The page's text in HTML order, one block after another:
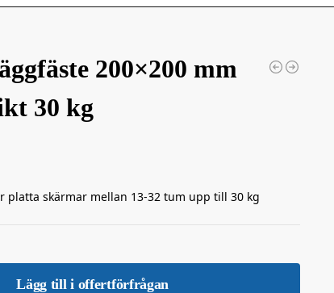
200×200 mm
30 kg
platta skärmar mellan 13-32 tum upp till 30 kg
Lägg till i offertförfrågan